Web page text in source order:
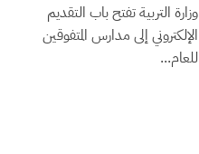
وزارة التربية تفتح باب التقديم
الإلكتروني إلى مدارس المتفوقين
للعام...